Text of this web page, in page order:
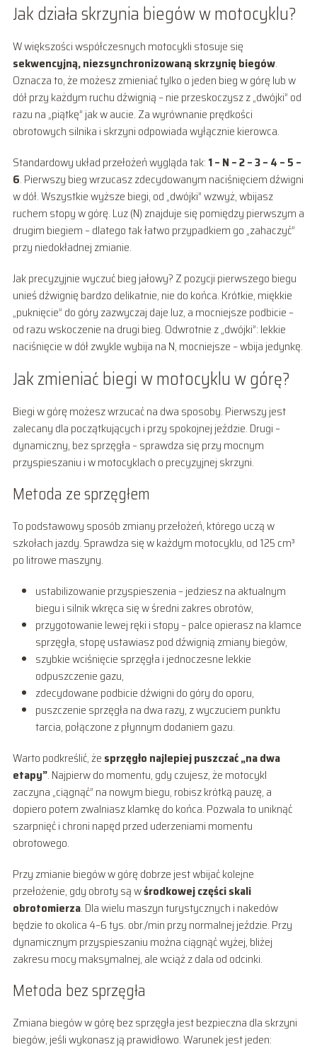
Jak działa skrzynia biegów w motocyklu?
W większości współczesnych motocykli stosuje się
sekwencyjną, niezsynchronizowaną skrzynię biegów.
Oznacza to, że możesz zmieniać tylko o jeden bieg w górę lub w
dół przy każdym ruchu dźwignią – nie przeskoczysz z „dwójki” od
razu na „piątkę” jak w aucie. Za wyrównanie prędkości
obrotowych silnika i skrzyni odpowiada wyłącznie kierowca.
Standardowy układ przełożeń wygląda tak: 1 – N – 2 – 3 – 4 – 5 –
6. Pierwszy bieg wrzucasz zdecydowanym naciśnięciem dźwigni
w dół. Wszystkie wyższe biegi, od „dwójki” wzwyż, wbijasz
ruchem stopy w górę. Luz (N) znajduje się pomiędzy pierwszym a
drugim biegiem – dlatego tak łatwo przypadkiem go „zahaczyć”
przy niedokładnej zmianie.
Jak precyzyjnie wyczuć bieg jałowy? Z pozycji pierwszego biegu
unieś dźwignię bardzo delikatnie, nie do końca. Krótkie, miękkie
„puknięcie” do góry zazwyczaj daje luz, a mocniejsze podbicie –
od razu wskoczenie na drugi bieg. Odwrotnie z „dwójki”: lekkie
naciśnięcie w dół zwykle wybija na N, mocniejsze – wbija jedynkę.
Jak zmieniać biegi w motocyklu w górę?
Biegi w górę możesz wrzucać na dwa sposoby. Pierwszy jest
zalecany dla początkujących i przy spokojnej jeździe. Drugi –
dynamiczny, bez sprzęgła – sprawdza się przy mocnym
przyspieszaniu i w motocyklach o precyzyjnej skrzyni.
Metoda ze sprzęgłem
To podstawowy sposób zmiany przełożeń, którego uczą w
szkołach jazdy. Sprawdza się w każdym motocyklu, od 125 cm³
po litrowe maszyny.
ustabilizowanie przyspieszenia – jedziesz na aktualnym
biegu i silnik wkręca się w średni zakres obrotów,
przygotowanie lewej ręki i stopy – palce opierasz na klamce
sprzęgła, stopę ustawiasz pod dźwignią zmiany biegów,
szybkie wciśnięcie sprzęgła i jednoczesne lekkie
odpuszczenie gazu,
zdecydowane podbicie dźwigni do góry do oporu,
puszczenie sprzęgła na dwa razy, z wyczuciem punktu
tarcia, połączone z płynnym dodaniem gazu.
Warto podkreślić, że sprzęgło najlepiej puszczać „na dwa
etapy”. Najpierw do momentu, gdy czujesz, że motocykl
zaczyna „ciągnąć” na nowym biegu, robisz krótką pauzę, a
dopiero potem zwalniasz klamkę do końca. Pozwala to uniknąć
szarpnięć i chroni napęd przed uderzeniami momentu
obrotowego.
Przy zmianie biegów w górę dobrze jest wbijać kolejne
przełożenie, gdy obroty są wśrodkowej części skali
obrotomierza. Dla wielu maszyn turystycznych i nakedów
będzie to okolica 4–6 tys. obr./min przy normalnej jeździe. Przy
dynamicznym przyspieszaniu można ciągnąć wyżej, bliżej
zakresu mocy maksymalnej, ale wciąż z dala od odcinki.
Metoda bez sprzęgła
Zmiana biegów w górę bez sprzęgła jest bezpieczna dla skrzyni
biegów, jeśli wykonasz ją prawidłowo. Warunek jest jeden: